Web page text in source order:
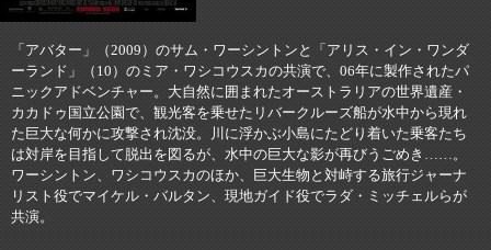
「アバター」（2009）のサム・ワーシントンと「アリス・イン・ワンダ
ーランド」（10）のミア・ワシコウスカの共演で、06年に製作されたパ
ニックアドベンチャー。大自然に囲まれたオーストラリアの世界遺産・
カカドゥ国立公園で、観光客を乗せたリバークルーズ船が水中から現れ
た巨大な何かに攻撃され沈没。川に浮かぶ小島にたどり着いた乗客たち
は対岸を目指して脱出を図るが、水中の巨大な影が再びうごめき……。
ワーシントン、ワシコウスカのほか、巨大生物と対峙する旅行ジャーナ
リスト役でマイケル・バルタン、現地ガイド役でラダ・ミッチェルらが
共演。